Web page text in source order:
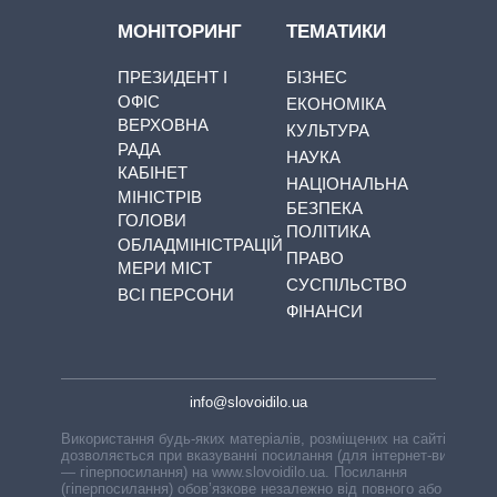
МОНІТОРИНГ
ПРЕЗИДЕНТ І
ОФІС
ВЕРХОВНА
РАДА
КАБІНЕТ
МІНІСТРІВ
ГОЛОВИ
ОБЛАДМІНІСТРАЦІЙ
МЕРИ МІСТ
ВСІ ПЕРСОНИ
ТЕМАТИКИ
БІЗНЕС
ЕКОНОМІКА
КУЛЬТУРА
НАУКА
НАЦІОНАЛЬНА
БЕЗПЕКА
ПОЛІТИКА
ПРАВО
СУСПІЛЬСТВО
ФІНАНСИ
info@slovoidilo.ua
Використання будь-яких матеріалів, розміщених на сайті,
дозволяється при вказуванні посилання (для інтернет-видань
— гіперпосилання) на www.slovoidilo.ua. Посилання
(гіперпосилання) обов’язкове незалежно від повного або